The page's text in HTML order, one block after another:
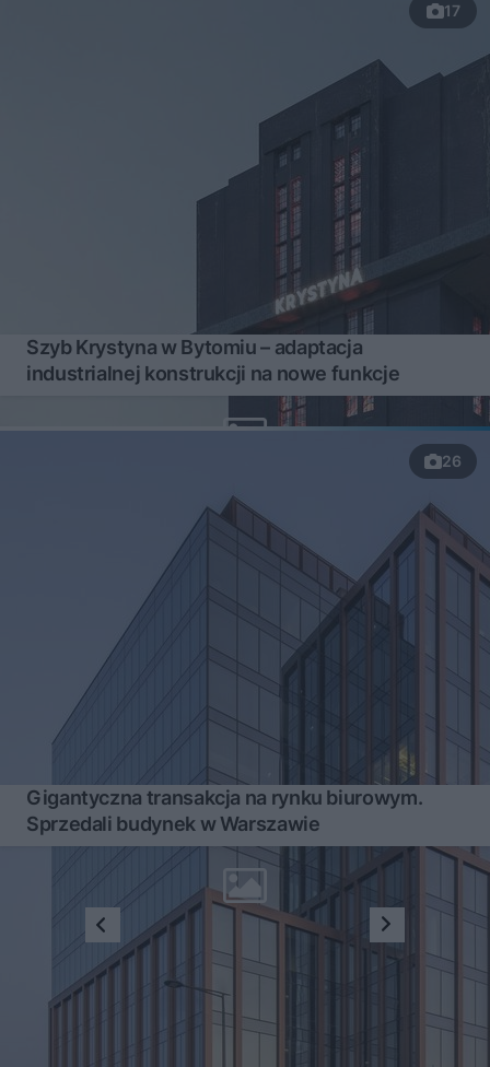
17
Szyb Krystyna w Bytomiu – adaptacja
industrialnej konstrukcji na nowe funkcje
26
Gigantyczna transakcja na rynku biurowym.
Sprzedali budynek w Warszawie
1 4 ...